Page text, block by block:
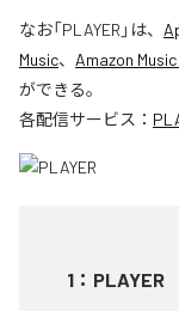
なお「PLAYER 」は、
Music、 Amazon
ができる。
各配信サービス：
1 ： PLAYER